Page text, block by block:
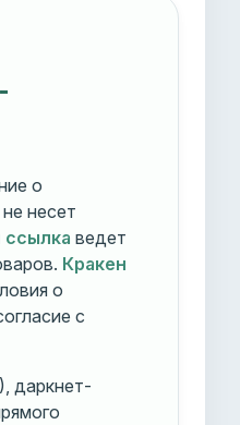
о
не несет
ссылка ведет
Кракен
о
с
даркнет-